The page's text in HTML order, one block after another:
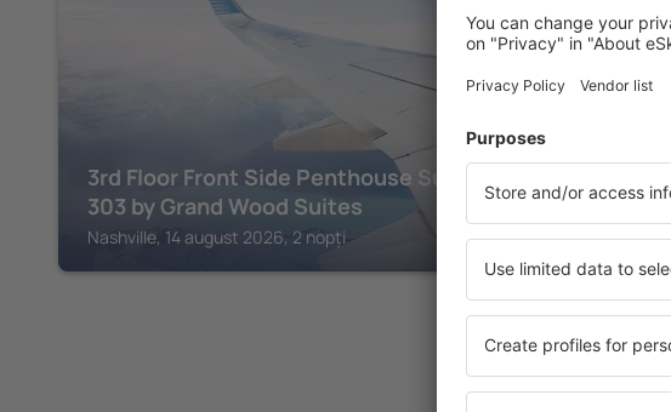
3rd Floor Front Side Penthouse Suite -
303 by Grand Wood Suites
Nashville, 14 august 2026, 2 nopți
Suite -